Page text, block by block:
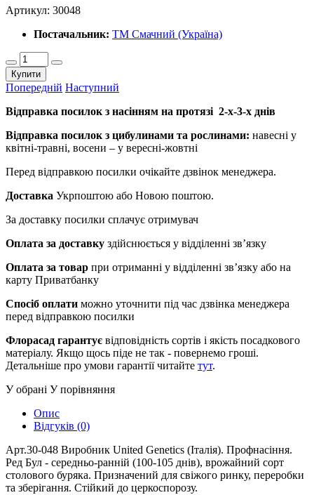
Артикул: 30048
Постачальник: ТМ Смачний (Україна)
Купити
Попередній Наступний
Відправка посилок з насінням на протязі 2-х-3-х днів
Відправка посилок з цибулинами та рослинами: навесні у
квітні-травні, восени – у вересні-жовтні
Перед відправкою посилки очікайте дзвінок менеджера.
Доставка Укрпоштою або Новою поштою.
За доставку посилки сплачує отримувач
Оплата за доставку здійснюється у відділенні зв’язку
Оплата за товар при отриманні у відділенні зв’язку або на
карту Приватбанку
Спосіб оплати можно уточнити під час дзвінка менеджера
перед відправкою посилки
Флорасад гарантує відповідність сортів і якість посадкового
матеріалу. Якщо щось піде не так - повернемо гроші.
Детальніше про умови гарантії читайте тут.
У обрані У порівняння
Опис
Відгуків (0)
Арт.30-048 Виробник United Genetics (Італія). Профнасіння.
Ред Бул - середньо-ранній (100-105 днів), врожайний сорт
столового буряка. Призначений для свіжого ринку, переробки
та зберігання. Стійкий до церкоспорозу.